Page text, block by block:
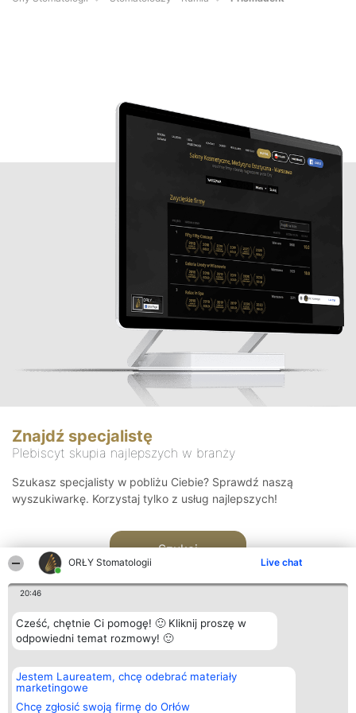
ORŁY Stomatologii Live chat
20:46
Cześć, chętnie Ci pomogę! 🙂 Kliknij proszę w
odpowiedni temat rozmowy! 🙂
Jestem Laureatem, chcę odebrać materiały
marketingowe
Chcę zgłosić swoją firmę do Orłów
Znajdź specjalistę
Plebiscyt skupia najlepszych w branży
Szukasz specjalisty w pobliżu Ciebie? Sprawdź naszą
wyszukiwarkę. Korzystaj tylko z usług najlepszych!
Szukaj
Organizator plebiscytu
Bright Side Solutions sp. z o.
o. sp. k.
ul. Ruska 22
Plebiscyt
Laureaci
wszystkich
Kontakt
Kontakt